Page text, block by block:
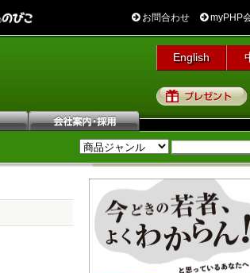
お問合わせ myPHP
English